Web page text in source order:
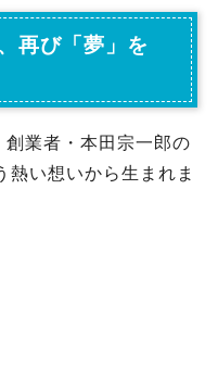
再び「夢」を
業者・本田宗一郎の
熱い想いから生まれま